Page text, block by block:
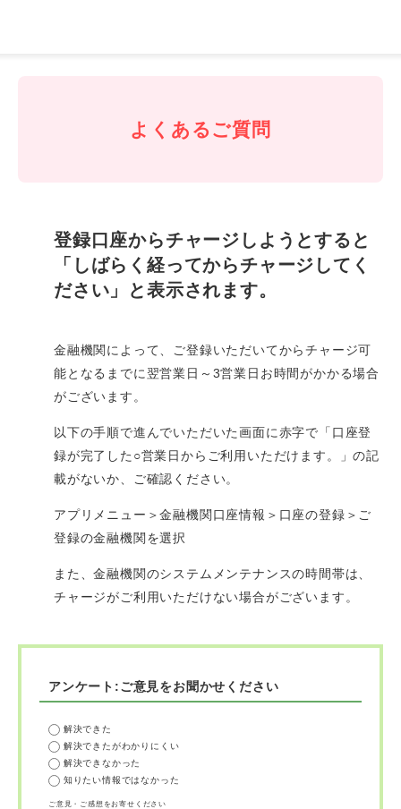
よくあるご質問
登録口座からチャージしようとすると
「しばらく経ってからチャージしてく
ださい」と表示されます。
金融機関によって、ご登録いただいてからチャージ可
能となるまでに翌営業日～3営業日お時間がかかる場合
がございます。
以下の手順で進んでいただいた画面に赤字で「口座登
録が完了した○営業日からご利用いただけます。」の記
載がないか、ご確認ください。
アプリメニュー＞金融機関口座情報＞口座の登録＞ご
登録の金融機関を選択
また、金融機関のシステムメンテナンスの時間帯は、
チャージがご利用いただけない場合がございます。
アンケート:ご意見をお聞かせください
解決できた
解決できたがわかりにくい
解決できなかった
知りたい情報ではなかった
ご意見・ご感想をお寄せください